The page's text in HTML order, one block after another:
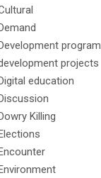
program
projects
education
Killing